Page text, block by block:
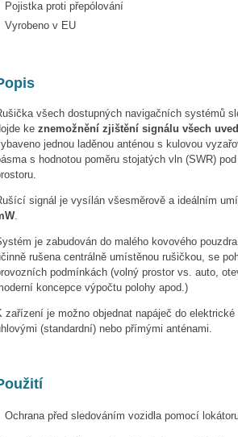
Pojistka proti přepólování
Vyrobeno v EU
všech dostupných navigačních systémů
ke znemožnění zjištění signálu všech
jednou laděnou anténou s kulovou
s hodnotou poměru stojatých vln (SWR)
signál je vysílán všesměrově a ideálním
.
je zabudován do malého kovového
rušena centrálně umístěnou rušičkou, se
podmínkách (volný prostor vs. auto,
koncepce výpočtu polohy apod.)
zařízení je možno objednat napáječ do
(standardní) nebo přímými anténami.
Ochrana před sledováním vozidla pomocí